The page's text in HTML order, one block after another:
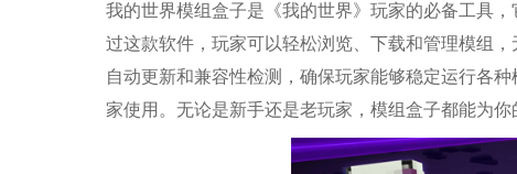
我的世界模组盒子是《我的世界》玩家的必备工具
过这款软件，玩家可以轻松浏览、下载和管理模组
自动更新和兼容性检测，确保玩家能够稳定运行各
家使用。无论是新手还是老玩家，模组盒子都能为你